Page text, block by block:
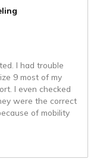
I had trouble
9 most of my
I even checked
were the correct
of mobility